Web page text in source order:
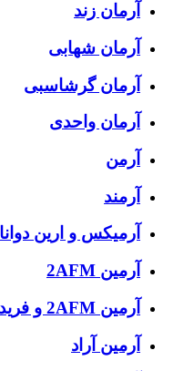
آرمان زند
آرمان شهابی
آرمان گرشاسبی
آرمان واحدی
آرمن
آرمند
آرمیکس و ارین دوانادرا
آرمین 2AFM
آرمین 2AFM و فریدون آسرایی
آرمین آراد